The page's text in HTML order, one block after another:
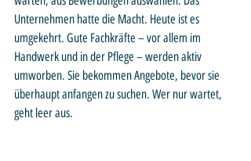
Unternehmen hatte die Macht. Heute ist es
umgekehrt. Gute Fachkräfte – vor allem im
Handwerk und in der Pflege – werden aktiv
umworben. Sie bekommen Angebote, bevor sie
überhaupt anfangen zu suchen. Wer nur wartet,
geht leer aus.